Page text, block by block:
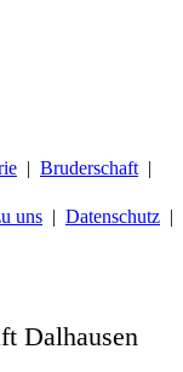
Bruderschaft
uns Datenschutz
Dalhausen